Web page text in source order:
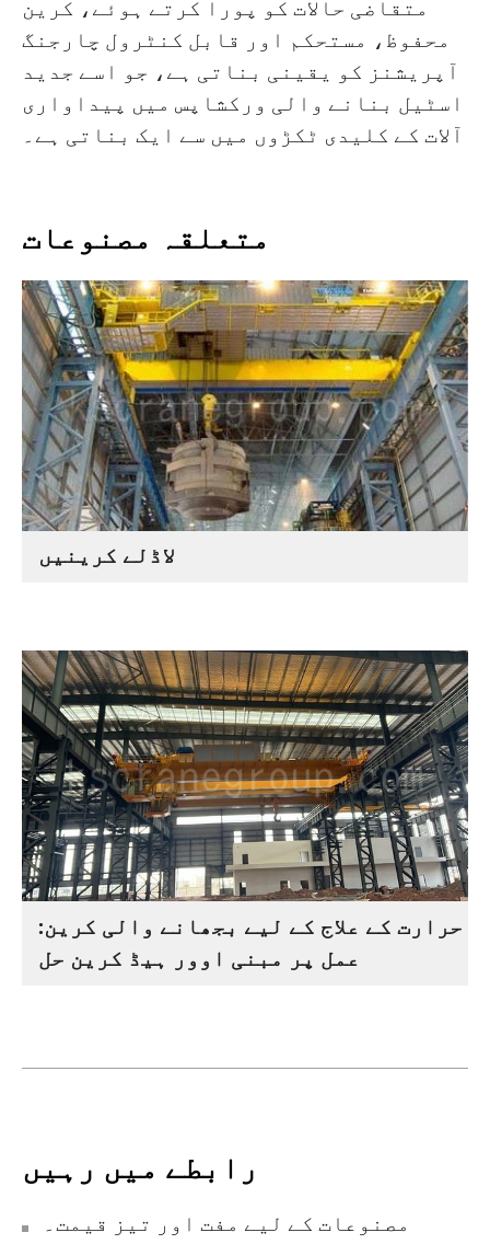
متقاضی حالات کو پورا کرتے ہوئے، کرین
محفوظ، مستحکم اور قابل کنٹرول چارجنگ
آپریشنز کو یقینی بناتی ہے، جو اسے جدید
اسٹیل بنانے والی ورکشاپس میں پیداواری
آلات کے کلیدی ٹکڑوں میں سے ایک بناتی ہے۔
متعلقہ مصنوعات
لاڈلے کرینیں
حرارت کے علاج کے لیے بجھانے والی کرین:
عمل پر مبنی اوور ہیڈ کرین حل
رابطے میں رہیں
مصنوعات کے لیے مفت اور تیز قیمت۔